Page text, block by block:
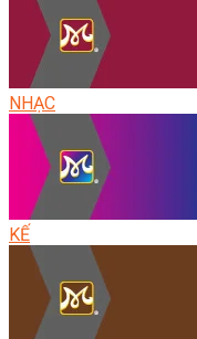
NHẠC
KẾ